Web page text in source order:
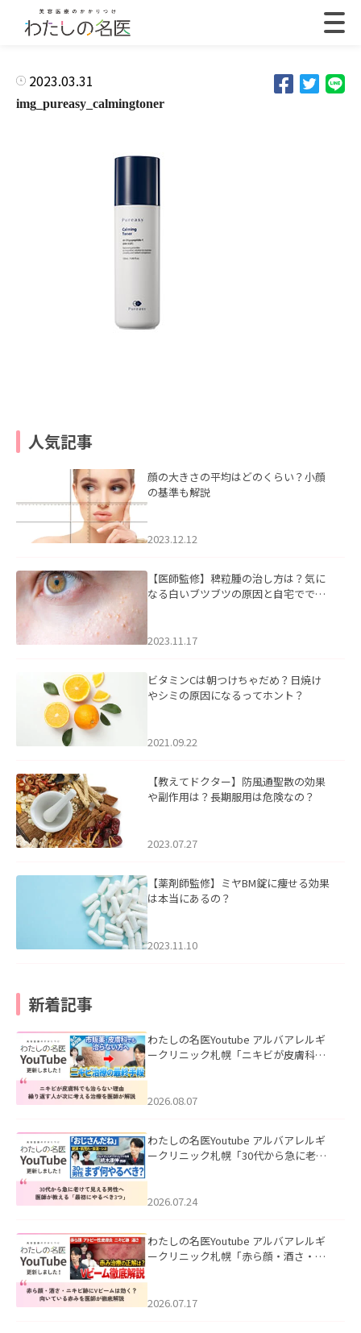
2023.03.31
img_pureasy_calmingtoner
人気記事
顔の大きさの平均はどのくらい？小顔
の基準も解説
2023.12.12
【医師監修】稗粒腫の治し方は？気に
なる白いブツブツの原因と自宅ででき
2023.11.17
ビタミンCは朝つけちゃだめ？日焼け
やシミの原因になるってホント？
2021.09.22
【教えてドクター】防風通聖散の効果
や副作用は？長期服用は危険なの？
2023.07.27
【薬剤師監修】ミヤBM錠に痩せる効果
は本当にあるの？
2023.11.10
新着記事
わたしの名医Youtube アルバアレルギ
ークリニック札幌「ニキビが皮膚科で
ました。
2026.08.07
わたしの名医Youtube アルバアレルギ
ークリニック札幌「30代から急に老け
た。
2026.07.24
わたしの名医Youtube アルバアレルギ
ークリニック札幌「赤ら顔・酒さ・ニ
した。
2026.07.17